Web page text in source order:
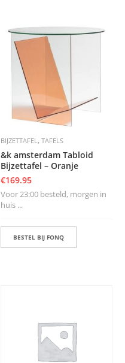
BIJZETTAFEL, TAFELS
&k amsterdam Tabloid
Bijzettafel – Oranje
€169.95
Voor 23:00 besteld, morgen in
huis ...
BESTEL BIJ FONQ